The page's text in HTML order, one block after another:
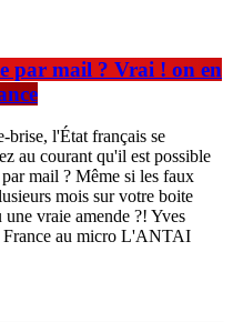
par mail ? Vrai ! on en
brise, l'État français se
au courant qu'il est possible
mail ? Même si les faux
mois sur votre boite
vraie amende ?! Yves
France au micro L'ANTAI